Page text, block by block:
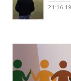
21:16